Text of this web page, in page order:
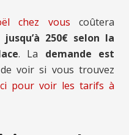
chez vous coûtera
250€ selon la
. La demande est
voir si vous trouvez
pour voir les tarifs à